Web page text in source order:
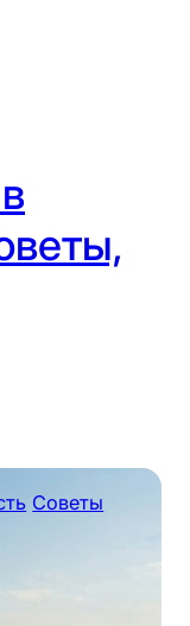
Советы